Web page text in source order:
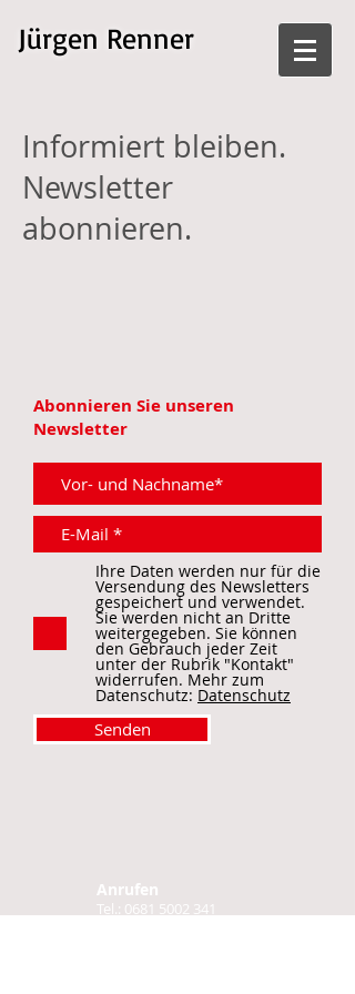
Jürgen Renner
Informiert bleiben.
Newsletter
abonnieren.
Abonnieren Sie unseren
Newsletter
Ihre Daten werden nur für die
Versendung des Newsletters
gespeichert und verwendet.
Sie werden nicht an Dritte
weitergegeben. Sie können
den Gebrauch jeder Zeit
unter der Rubrik "Kontakt"
widerrufen. Mehr zum
Datenschutz: Datenschutz
Senden
Anrufen
Tel.: 0681 5002 341